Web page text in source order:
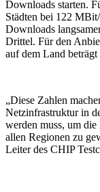
Downloads starten.
Städten bei 122
Downloads
Drittel. Für den
auf dem Land
„Diese Zahlen
Netzinfrastruktur in
werden muss, um
allen Regionen zu
Leiter des CHIP